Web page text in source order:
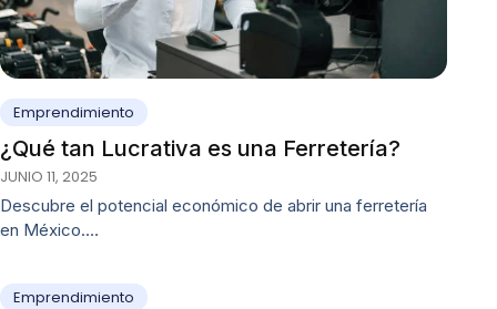
Emprendimiento
¿Qué tan Lucrativa es una Ferretería?
JUNIO 11, 2025
Descubre el potencial económico de abrir una ferretería
en México.…
Emprendimiento